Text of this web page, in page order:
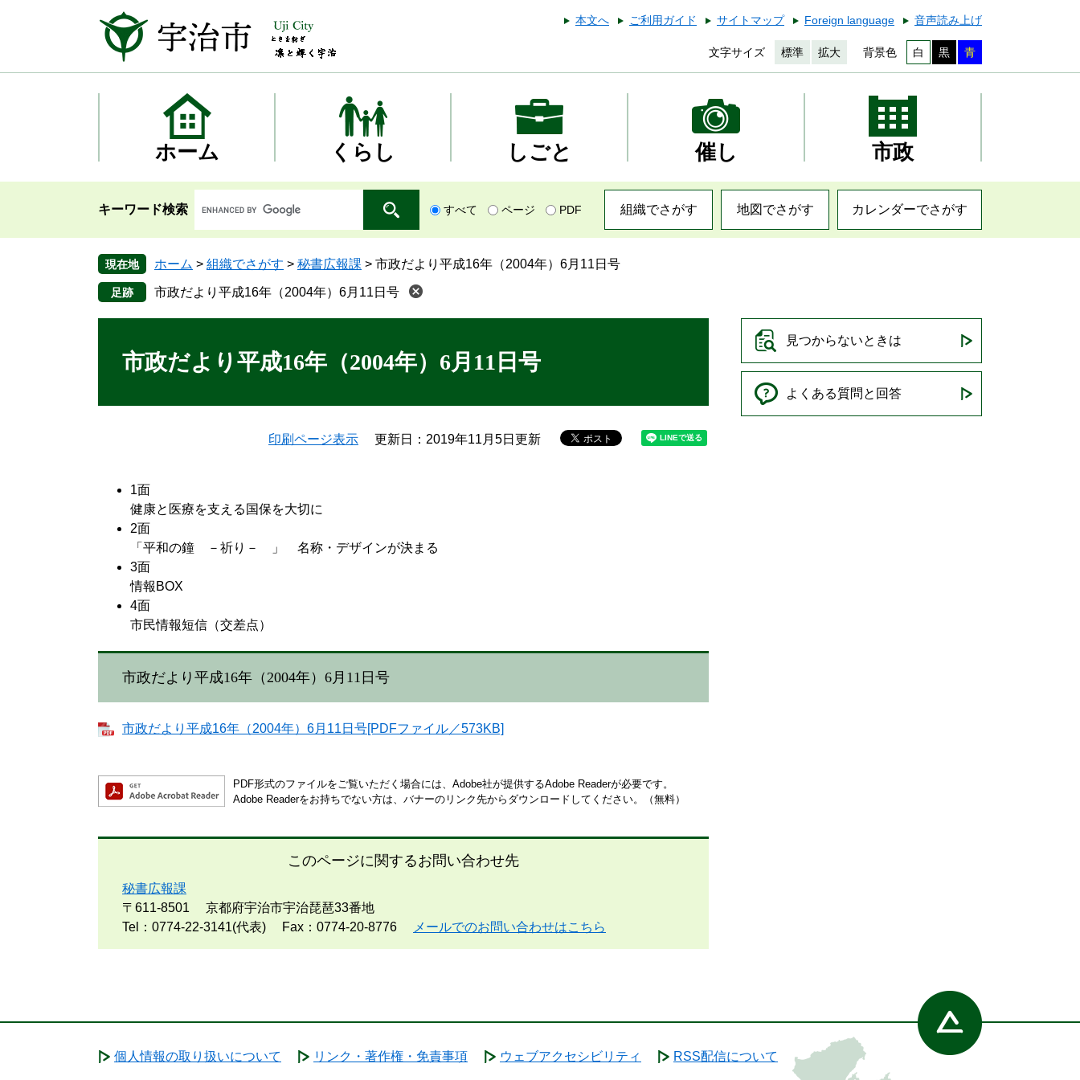
本
本文へ ご利用ガイド サイトマップ Foreign language 音声読み上げ
文字サイズ 標準 拡大 背景色 白 黒 青
ホーム くらし しごと 催し 市政
キーワード検索 すべて ページ PDF 組織でさがす 地図でさがす カレンダーでさがす
現在地 ホーム > 組織でさがす > 秘書広報課 > 市政だより平成16年（2004年）6月11日号
市政だより平成16年（2004年）6月11日号
市政だより平成16年（2004年）6月11日号
印刷ページ表示 更新日：2019年11月5日更新
1面
健康と医療を支える国保を大切に
2面
「平和の鐘 －祈り－ 」 名称・デザインが決まる
3面
情報BOX
4面
市民情報短信（交差点）
市政だより平成16年（2004年）6月11日号
市政だより平成16年（2004年）6月11日号[PDFファイル／573KB]
PDF形式のファイルをご覧いただく場合には、Adobe社が提供するAdobe Readerが必要です。
Adobe Readerをお持ちでない方は、バナーのリンク先からダウンロードしてください。（無料）
このページに関するお問い合わせ先
秘書広報課
〒611-8501
京都府宇治市宇治琵琶33番地
Tel：0774-22-3141(代表)
Fax：0774-20-8776 メールでのお問い合わせはこちら
見つからないときは
よくある質問と回答
個人情報の取り扱いについて リンク・著作権・免責事項 ウェブアクセシビリティ RSS配信について